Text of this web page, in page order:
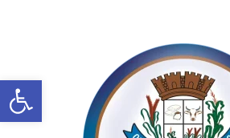
Abrir a barra de